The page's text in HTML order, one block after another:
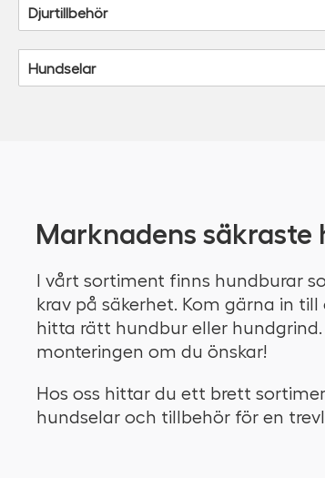
Djurtillbehör
Hundselar
Marknadens säkraste
I vårt sortiment finns hundburar
krav på säkerhet. Kom gärna in
hitta rätt hundbur eller
monteringen om du önskar!
Hos oss hittar du ett brett
hundselar och tillbehör för en